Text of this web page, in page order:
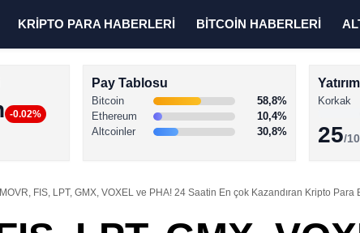
KRİPTO PARA HABERLERİ BİTCOİN HABERLERİ
-0.02%
Pay Tablosu
Bitcoin
58,8%
Ethereum
10,4%
Altcoinler
30,8%
Korkak
25/
MOVR, FIS, LPT, GMX, VOXEL ve PHA! 24 Saatin En çok Kazandıran Kripto Para